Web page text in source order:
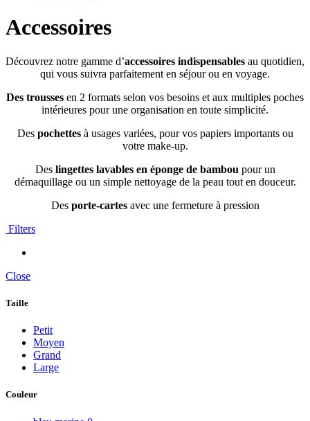
Accessoires
Découvrez notre gamme d’accessoires indispensables au quotidien,
qui vous suivra parfaitement en séjour ou en voyage.
Des trousses en 2 formats selon vos besoins et aux multiples poches
intérieures pour une organisation en toute simplicité.
Des pochettesà usages variées, pour vos papiers importants ou
votre make-up.
Des lingettes lavables en éponge de bambou pour un
démaquillage ou un simple nettoyage de la peau tout en douceur.
Des porte-cartesavec une fermeture à pression
Filters
Close
Taille
Petit
Moyen
Grand
Large
Couleur